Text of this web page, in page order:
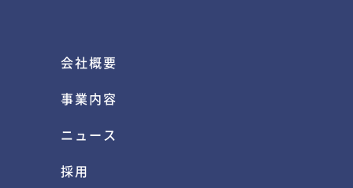
会社概要
事業内容
ニュース
採用